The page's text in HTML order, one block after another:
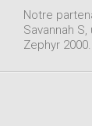
Notre
Savannah
Zephyr 2000.